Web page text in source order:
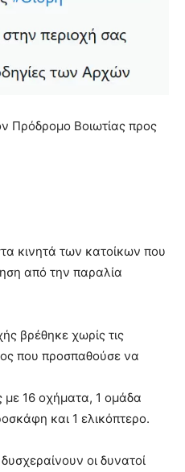
Πρόδρομο Βοιωτίας προς
κινητά των κατοίκων που
από την παραλία
βρέθηκε χωρίς τις
που προσπαθούσε να
με 16 οχήματα, 1 ομάδα
και 1 ελικόπτερο.
οι δυνατοί